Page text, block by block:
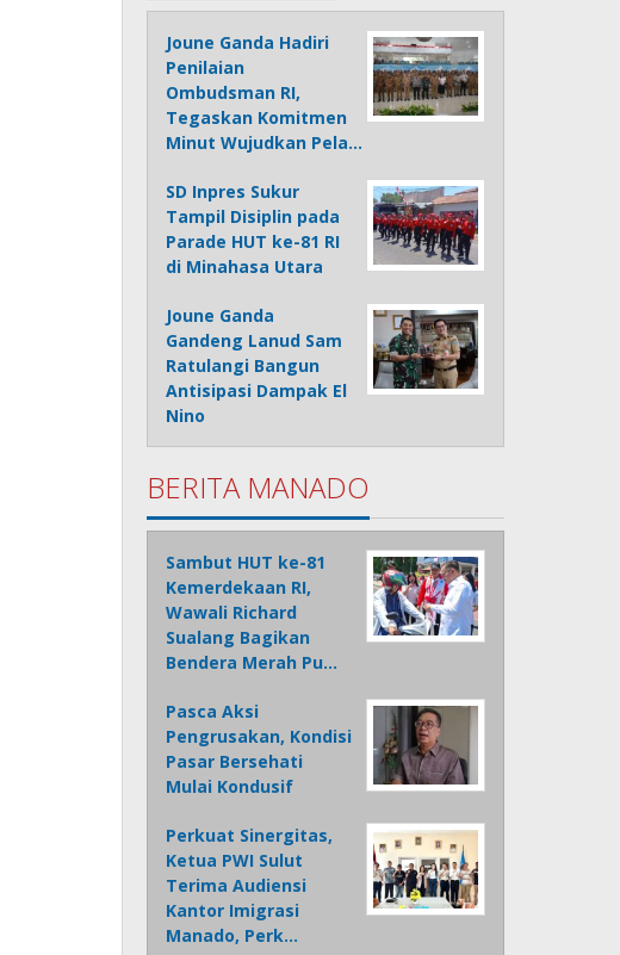
Joune Ganda Hadiri
Penilaian
Ombudsman RI,
Tegaskan Komitmen
Minut Wujudkan Pela…
SD Inpres Sukur
Tampil Disiplin pada
Parade HUT ke-81 RI
di Minahasa Utara
Joune Ganda
Gandeng Lanud Sam
Ratulangi Bangun
Antisipasi Dampak El
Nino
BERITA MANADO
Sambut HUT ke-81
Kemerdekaan RI,
Wawali Richard
Sualang Bagikan
Bendera Merah Pu…
Pasca Aksi
Pengrusakan, Kondisi
Pasar Bersehati
Mulai Kondusif
Perkuat Sinergitas,
Ketua PWI Sulut
Terima Audiensi
Kantor Imigrasi
Manado, Perk…